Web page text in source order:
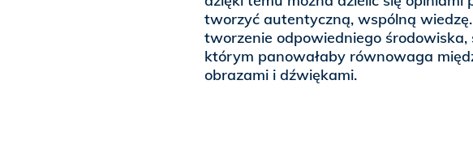
tworzyć autentyczną, wspólną
tworzenie odpowiedniego środowiska,
którym panowałaby równowaga
obrazami i dźwiękami.